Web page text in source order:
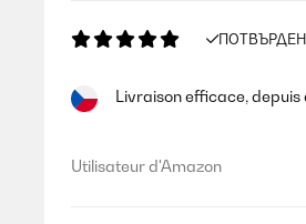
Livraison efficace, depuis
Utilisateur d'Amazon